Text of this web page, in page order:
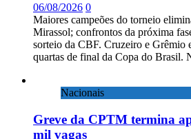
06/08/2026 0
Maiores campeões do torneio
Mirassol; confrontos da próxima
sorteio da CBF. Cruzeiro e Grêmio
quartas de final da Copa do Brasil.
Nacionais
Greve da CPTM termina
mil vagas